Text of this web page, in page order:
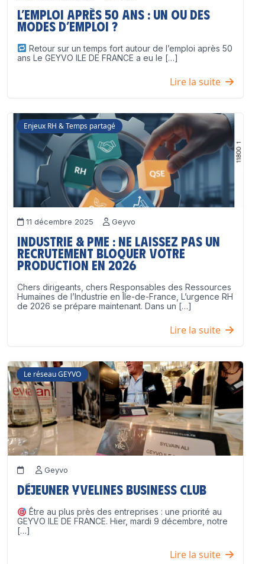
L’emploi après 50 ans : un ou des
modes d’emploi ?
Retour sur un temps fort autour de l’emploi après 50
ans Le GEYVO ILE DE FRANCE a eu le […]
Lire la suite
Enjeux RH & Temps partagé
11 décembre 2025 Geyvo
Industrie & PME : ne laissez pas un
recrutement bloquer votre
production en 2026
Chers dirigeants, chers Responsables des Ressources
Humaines de l’Industrie en Île-de-France, L’urgence RH
de 2026 se prépare maintenant. Dans un […]
Lire la suite
Le réseau GEYVO
Geyvo
Déjeuner Yvelines Business Club
Être au plus près des entreprises : une priorité au
GEYVO ILE DE FRANCE. Hier, mardi 9 décembre, notre
[…]
Lire la suite